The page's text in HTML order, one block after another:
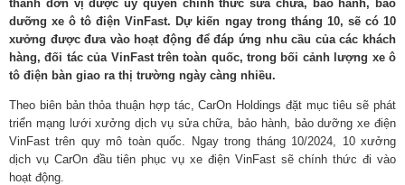
thành đơn vị được ủy quyền chính thức sửa chữa, bảo hành, bảo
dưỡng xe ô tô điện VinFast. Dự kiến ngay trong tháng 10, sẽ có 10
xưởng được đưa vào hoạt động để đáp ứng nhu cầu của các khách
hàng, đối tác của VinFast trên toàn quốc, trong bối cảnh lượng xe ô
tô điện bàn giao ra thị trường ngày càng nhiều.
Theo biên bản thỏa thuận hợp tác, CarOn Holdings đặt mục tiêu sẽ phát
triển mạng lưới xưởng dịch vụ sửa chữa, bảo hành, bảo dưỡng xe điện
VinFast trên quy mô toàn quốc. Ngay trong tháng 10/2024, 10 xưởng
dịch vụ CarOn đầu tiên phục vụ xe điện VinFast sẽ chính thức đi vào
hoạt động.